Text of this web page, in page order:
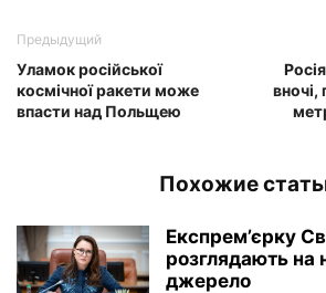
Предыдущий
Уламок російської
космічної ракети може
впасти над Польщею
Похожие
Експрем’єрку
розглядають на
джерело